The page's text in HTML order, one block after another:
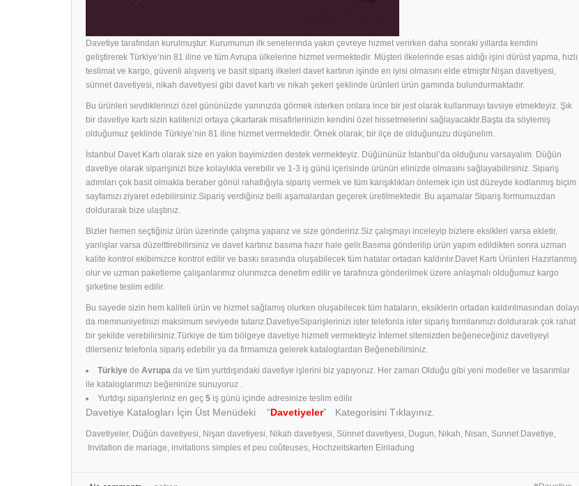
Davetiye tarafından kurulmuştur. Kurumunun ilk senelerında yakın çevreye hizmet verirken daha sonraki yıllarda kendini
geliştirerek Türkiye’nin 81 iline ve tüm Avrupa ülkelerine hizmet vermektedir. Müşteri ilkelerinde esas aldığı işini dürüst yapma, hızlı
teslimat ve kargo, güvenli alışveriş ve basit sipariş ilkeleri davet kartının işinde en iyisi olmasını elde etmiştır.Nişan davetiyesi,
sünnet davetiyesi, nikah davetiyesi gibi davet kartı ve nikah şekeri şeklinde ürünleri ürün gamında bulundurmaktadır.
Bu ürünleri sevdiklerinizi özel gününüzde yanınızda görmek isterken onlara ince bir jest olarak kullanmayı tavsiye etmekteyiz. Şık
bir davetiye kartı sizin kalitenizi ortaya çıkartarak misafirlerinizin kendini özel hissetmelerini sağlayacaktır.Başta da söylemiş
olduğumuz şeklinde Türkiye’nin 81 iline hizmet vermektedir. Örnek olarak; bir ilçe de olduğunuzu düşünelim.
İstanbul Davet Kartı olarak size en yakın bayimizden destek vermekteyiz. Düğününüz İstanbul’da olduğunu varsayalım. Düğün
davetiye olarak siparişinizi bize kolaylıkla verebilir ve 1-3 iş günü içerisinde ürünün elinizde olmasını sağlayabilirsiniz. Sipariş
adımları çok basit olmakla beraber gönül rahatlığıyla sipariş vermek ve tüm karışıklıkları önlemek için üst düzeyde kodlanmış biçim
sayfamızı ziyaret edebilirsiniz.Sipariş verdiğiniz belli aşamalardan geçerek üretilmektedir. Bu aşamalar Sipariş formumuzdan
doldurarak bize ulaştınız.
Bizler hemen seçtiğiniz ürün üzerinde çalışma yaparız ve size göndeririz.Siz çalışmayı inceleyip bizlere eksikleri varsa ekletir,
yanlışlar varsa düzelttirebilirsiniz ve davet kartınız basıma hazır hale gelir.Basıma gönderilip ürün yapım edildikten sonra uzman
kalite kontrol ekibimizce kontrol edilir ve baskı sırasında oluşabilecek tüm hatalar ortadan kaldırılır.Davet Kartı Ürünleri Hazırlanmış
olur ve uzman paketleme çalışanlarımız olurımızca denetim edilir ve tarafınıza gönderilmek üzere anlaşmalı olduğumuz kargo
şirketine teslim edilir.
Bu sayede sizin hem kaliteli ürün ve hizmet sağlamış olurken oluşabilecek tüm hataların, eksiklerin ortadan kaldırılmasından dolayı
da memnuniyetinizi maksimum seviyede tutarız.DavetiyeSiparişlerinizi ister telefonla ister sipariş formlarımızı doldurarak çok rahat
bir şekilde verebilirsiniz.Türkiye de tüm bölgeye davetiye hizmeti vermekteyiz İnternet sitemizden beğeneceğiniz davetiyeyi
dilerseniz telefonla sipariş edebilir ya da firmamıza gelerek kataloglardan Beğenebilirsiniz.
Türkiye de Avrupa da ve tüm yurtdışındaki davetiye işlerini biz yapıyoruz. Her zaman Olduğu gibi yeni modeller ve tasarımlar
ile kataloglarımızı beğeninize sunuyoruz .
Yurtdışı siparişleriniz en geç 5 iş günü içinde adresinize teslim edilir
Davetiye Katalogları İçin Üst Menüdeki “Davetiyeler” Kategorisini Tıklayınız.
Davetiyeler, Düğün davetiyesi, Nişan davetiyesi, Nikah davetiyesi, Sünnet davetiyesi, Dugun, Nikah, Nisan, Sunnet Davetiye,
Invitation de mariage, invitations simples et peu coûteuses, Hochzeitskarten Einladung